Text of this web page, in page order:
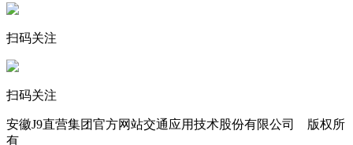
扫码关注
扫码关注
安徽J9直营集团官方网站交通应用技术股份有限公司 版权所
有